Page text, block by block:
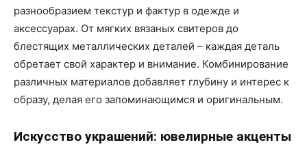
разнообразием текстур и фактур в одежде и
аксессуарах. От мягких вязаных свитеров до
блестящих металлических деталей – каждая деталь
обретает свой характер и внимание. Комбинирование
различных материалов добавляет глубину и интерес к
образу, делая его запоминающимся и оригинальным.
Искусство украшений: ювелирные акценты